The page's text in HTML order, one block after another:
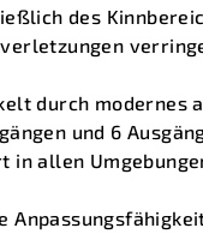
des
durch modernes
und 6
in allen